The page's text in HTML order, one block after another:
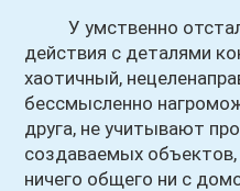
У умственно
действия с деталями
хаотичный,
бессмысленно
друга, не учитывают
создаваемых
ничего общего ни с